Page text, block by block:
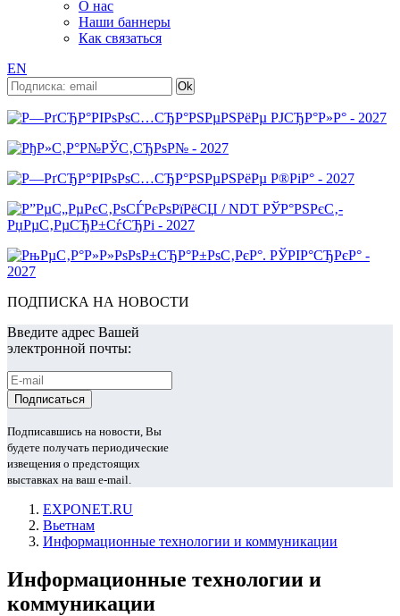
О нас
Наши баннеры
Как связаться
EN
ПОДПИСКА НА НОВОСТИ
Введите адрес Вашей
электронной почты:
Подписавшись на новости, Вы
будете получать периодические
извещения о предстоящих
выставках на ваш e-mail.
EXPONET.RU
Вьетнам
Информационные технологии и коммуникации
Информационные технологии и
коммуникации